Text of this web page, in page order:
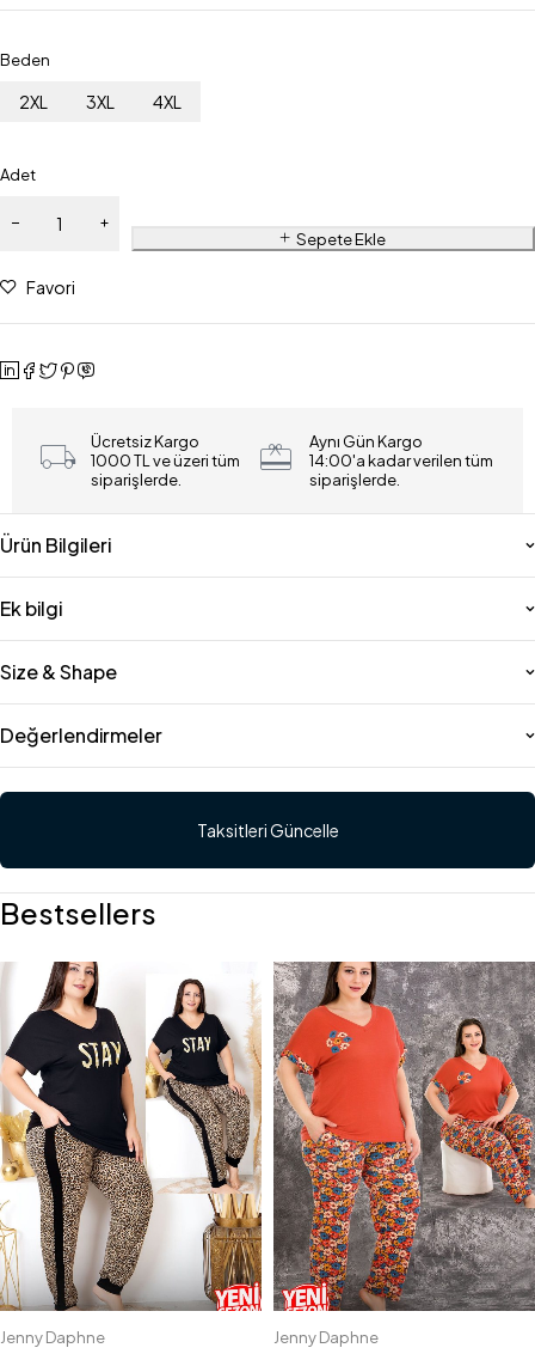
Beden
2XL 3XL 4XL
Adet
Sepete Ekle
Favori
Ücretsiz Kargo
1000 TL ve üzeri tüm
siparişlerde.
Aynı Gün Kargo
14:00'a kadar verilen tüm
siparişlerde.
Ürün Bilgileri
Ek bilgi
Size & Shape
Değerlendirmeler
Taksitleri Güncelle
Bestsellers
Jenny Daphne
Jenny Daphne